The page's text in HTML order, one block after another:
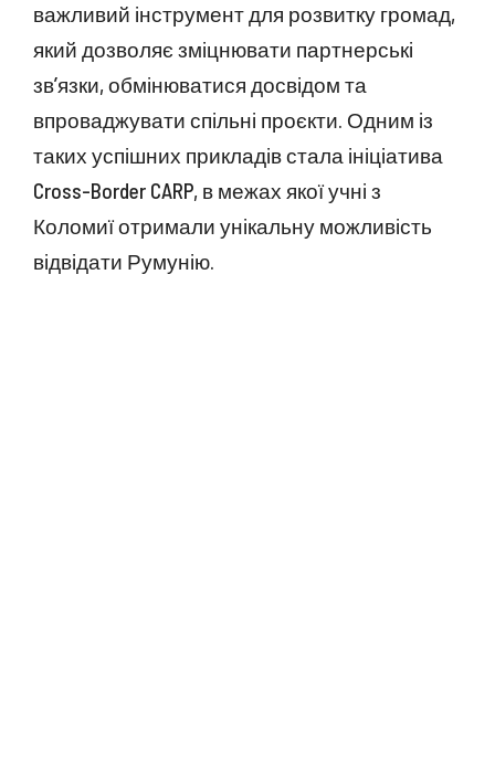
важливий інструмент для розвитку громад,
який дозволяє зміцнювати партнерські
зв’язки, обмінюватися досвідом та
впроваджувати спільні проєкти. Одним із
таких успішних прикладів стала ініціатива
Cross-Border CARP, в межах якої учні з
Коломиї отримали унікальну можливість
відвідати Румунію.